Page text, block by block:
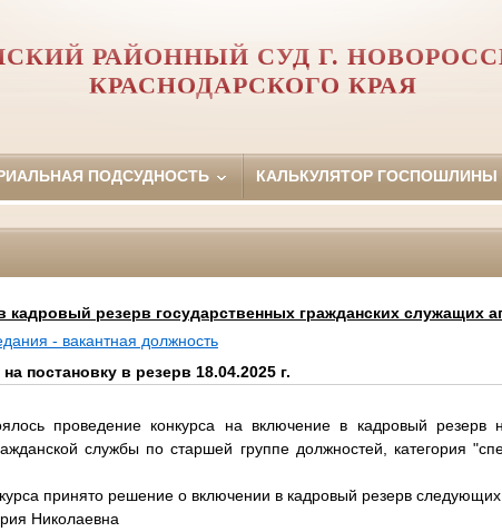
РАЙОННЫЙ СУД Г.
КРАСНОДАРСКОГО КРАЯ
ПОДСУДНОСТЬ КАЛЬКУЛЯТОР ГОСПОШЛИНЫ
кадровый резерв государственных гражданских служащих
- вакантная должность
постановку в резерв 18.04.2025 г.
проведение конкурса на включение в кадровый
службы по старшей группе должностей, категория
принято решение о включении в кадровый резерв
Николаевна